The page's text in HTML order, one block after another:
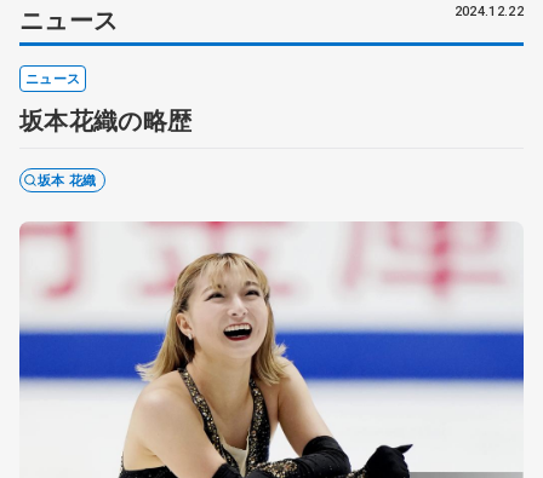
ニュース 2024.12.22
ニュース
坂本花織の略歴
坂本 花織